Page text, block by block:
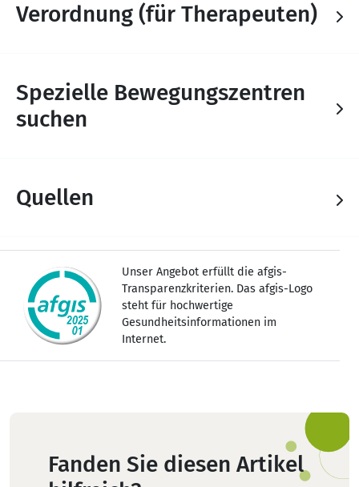
Verordnung (für Therapeuten)
Spezielle Bewegungszentren
suchen
Quellen
Unser Angebot erfüllt die afgis-
Transparenzkriterien. Das afgis-Logo
steht für hochwertige
Gesundheitsinformationen im
Internet.
Fanden Sie diesen Artikel